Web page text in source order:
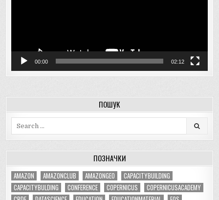
00:00 02:12
ПОШУК
ПОЗНАЧКИ
AMAZON AMAZONCLUB AMAZONGEO
CAPACITYBUILDING
CAPACITYBULDING
CONFERENCE COPERNICUS
COPERNICUSACADEMY